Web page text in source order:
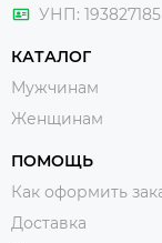
УНП: 193827185
КАТАЛОГ
Мужчинам
Женщинам
ПОМОЩЬ
Как оформить
Доставка